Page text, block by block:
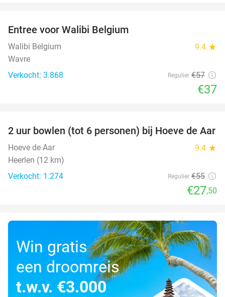
Entree voor Walibi Belgium
Walibi Belgium 9.4 star
Wavre
Verkocht: 3.868
Regulier €57
€37
50%
2 uur bowlen (tot 6 personen) bij Hoeve de Aar
Hoeve de Aar 9.4 star
Heerlen (12 km)
Verkocht: 1.274
Regulier €55
€27,50
Win gratis
een droomreis
t.w.v. €3.000